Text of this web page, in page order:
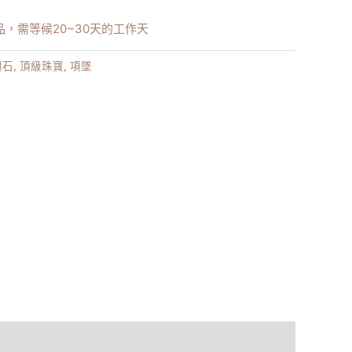
，需等候20~30天的工作天
, 頂級珠寶, 項墜